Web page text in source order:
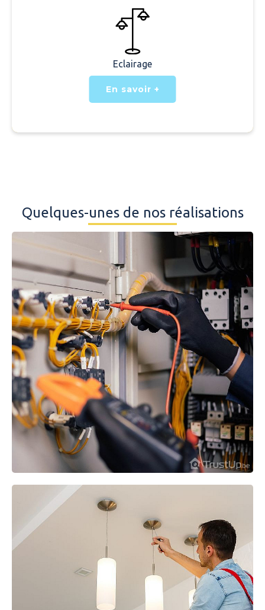
Eclairage
En savoir +
Quelques-unes de nos réalisations
Mise en conformité électrique
2 photos